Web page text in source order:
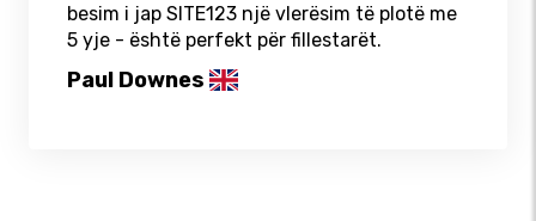
besim i jap SITE123 një vlerësim të plotë me
5 yje - është perfekt për fillestarët.
Paul Downes